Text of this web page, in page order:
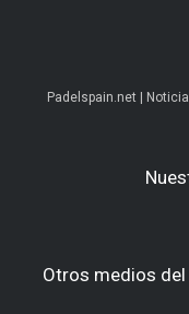
Padelspain.net |
Otros medios